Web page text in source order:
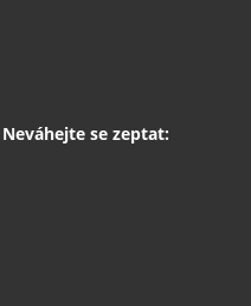
se zeptat: